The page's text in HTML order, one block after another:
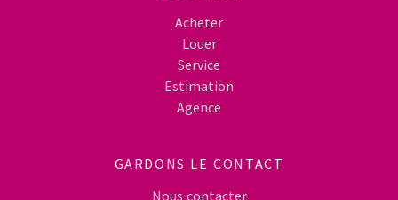
Acheter
Louer
Service
Estimation
Agence
GARDONS LE CONTACT
Nous contacter